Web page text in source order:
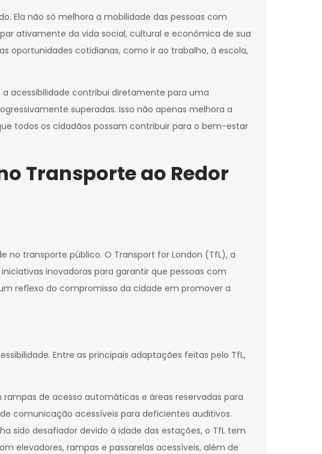
Ela não só melhora a mobilidade das pessoas com
ativamente da vida social, cultural e econômica de sua
oportunidades cotidianas, como ir ao trabalho, à escola,
acessibilidade contribui diretamente para uma
superadas. Isso não apenas melhora a
todos os cidadãos possam contribuir para o bem-estar
Transporte ao Redor
transporte público. O Transport for London (TfL), a
inovadoras para garantir que pessoas com
reflexo do compromisso da cidade em promover a
Entre as principais adaptações feitas pelo TfL,
de acesso automáticas e áreas reservadas para
comunicação acessíveis para deficientes auditivos.
sido desafiador devido à idade das estações, o TfL tem
elevadores, rampas e passarelas acessíveis, além de